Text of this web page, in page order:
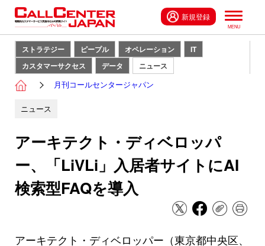
新規登録
ストラテジー ピープル オペレーション
IT
カスタマーサクセス
データ ニュース
月刊コールセンタージャパン
ニュース
アーキテクト・ディベロッパ
ー、「LiVLi」入居者サイトにAI
検索型FAQを導入
アーキテクト・ディベロッパー（東京都中央区、